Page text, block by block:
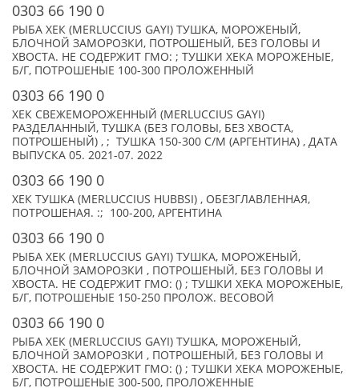
0303 66 190 0
РЫБА ХЕК (MERLUCCIUS GAYI) ТУШКА, МОРОЖЕНЫЙ,
БЛОЧНОЙ ЗАМОРОЗКИ, ПОТРОШЕНЫЙ, БЕЗ ГОЛОВЫ И
ХВОСТА. НЕ СОДЕРЖИТ ГМО: ; ТУШКИ ХЕКА МОРОЖЕНЫЕ,
Б/Г, ПОТРОШЕНЫЕ 100-300 ПРОЛОЖЕННЫЙ
0303 66 190 0
ХЕК СВЕЖЕМОРОЖЕННЫЙ (MERLUCCIUS GAYI)
РАЗДЕЛАННЫЙ, ТУШКА (БЕЗ ГОЛОВЫ, БЕЗ ХВОСТА,
ПОТРОШЕНЫЙ) , ; ТУШКА 150-300 С/М (АРГЕНТИНА) , ДАТА
ВЫПУСКА 05. 2021-07. 2022
0303 66 190 0
ХЕК ТУШКА (MERLUCCIUS HUBBSI) , ОБЕЗГЛАВЛЕННАЯ,
ПОТРОШЕНАЯ. :; 100-200, АРГЕНТИНА
0303 66 190 0
РЫБА ХЕК (MERLUCCIUS GAYI) ТУШКА, МОРОЖЕНЫЙ,
БЛОЧНОЙ ЗАМОРОЗКИ , ПОТРОШЕНЫЙ, БЕЗ ГОЛОВЫ И
ХВОСТА. НЕ СОДЕРЖИТ ГМО: () ; ТУШКИ ХЕКА МОРОЖЕНЫЕ,
Б/Г, ПОТРОШЕНЫЕ 150-250 ПРОЛОЖ. ВЕСОВОЙ
0303 66 190 0
РЫБА ХЕК (MERLUCCIUS GAYI) ТУШКА, МОРОЖЕНЫЙ,
БЛОЧНОЙ ЗАМОРОЗКИ , ПОТРОШЕНЫЙ, БЕЗ ГОЛОВЫ И
ХВОСТА. НЕ СОДЕРЖИТ ГМО: () ; ТУШКИ ХЕКА МОРОЖЕНЫЕ,
Б/Г, ПОТРОШЕНЫЕ 300-500, ПРОЛОЖЕННЫЕ